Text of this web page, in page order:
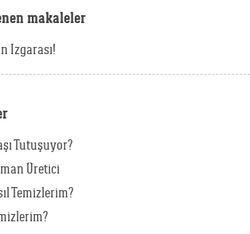
makaleler
Izgarası!
Tutuşuyor?
Üretici
Temizlerim?